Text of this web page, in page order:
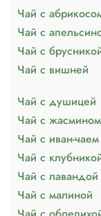
Чай с
Чай с
Чай с
Чай с вишней
Чай с душицей
Чай с жасмином
Чай с иван-чаем
Чай с
Чай с лавандой
Чай с малиной